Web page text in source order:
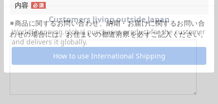
内容
※商品に関するお問い合わせ、納期・お届けに関するお問い合
わせの場合には、お住まいの都道府県を必ずご記入ください。